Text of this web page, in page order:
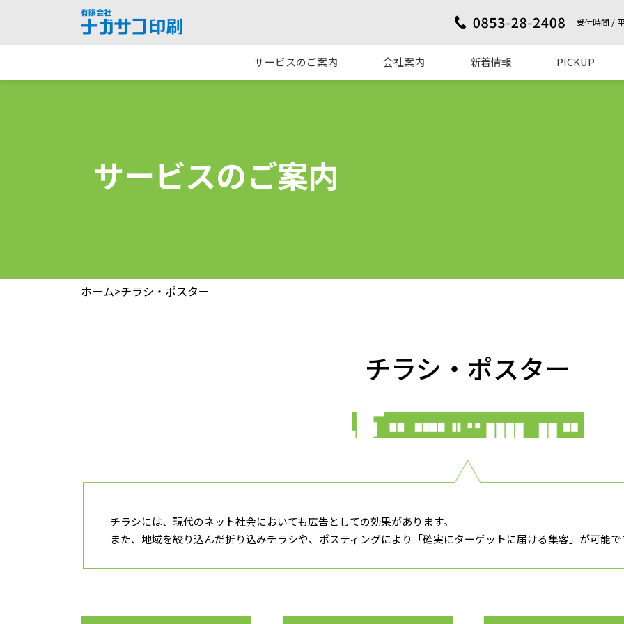
受付時間 /
サービスのご案内 会社案内 新着情報 PICKUP
サービスのご案内
ホーム>チラシ・ポスター
チラシ・ポスター
チラシには、現代のネット社会においても広告としての効果があります。
また、地域を絞り込んだ折り込みチラシや、ポスティングにより「確実にターゲットに届ける集客」が可能で